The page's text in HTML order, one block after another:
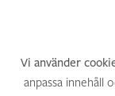
Vi
Vi använder
anpassa innehåll